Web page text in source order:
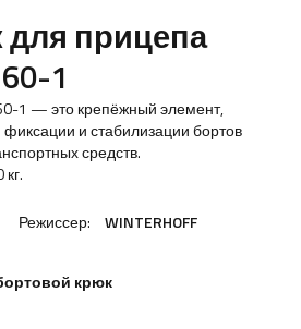
прицепа
1
60-1 — это крепёжный элемент,
и стабилизации бортов
средств.
Режиссер: WINTERHOFF
крюк